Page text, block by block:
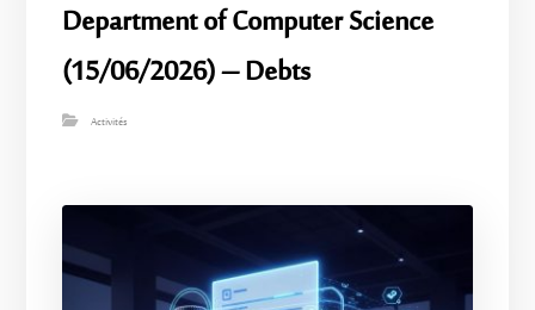
Department of Computer Science
(15/06/2026) – Debts
Activités